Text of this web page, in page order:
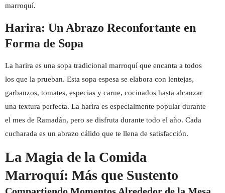
marroquí.
Harira: Un Abrazo Reconfortante en
Forma de Sopa
La harira es una sopa tradicional marroquí que encanta a todos
los que la prueban. Esta sopa espesa se elabora con lentejas,
garbanzos, tomates, especias y carne, cocinados hasta alcanzar
una textura perfecta. La harira es especialmente popular durante
el mes de Ramadán, pero se disfruta durante todo el año. Cada
cucharada es un abrazo cálido que te llena de satisfacción.
La Magia de la Comida
Marroquí: Más que Sustento